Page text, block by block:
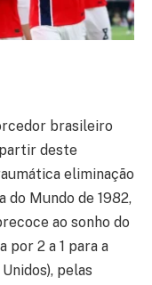
brasileiro
deste
eliminação
do Mundo de 1982,
ao sonho do
por 2 a 1 para a
pelas